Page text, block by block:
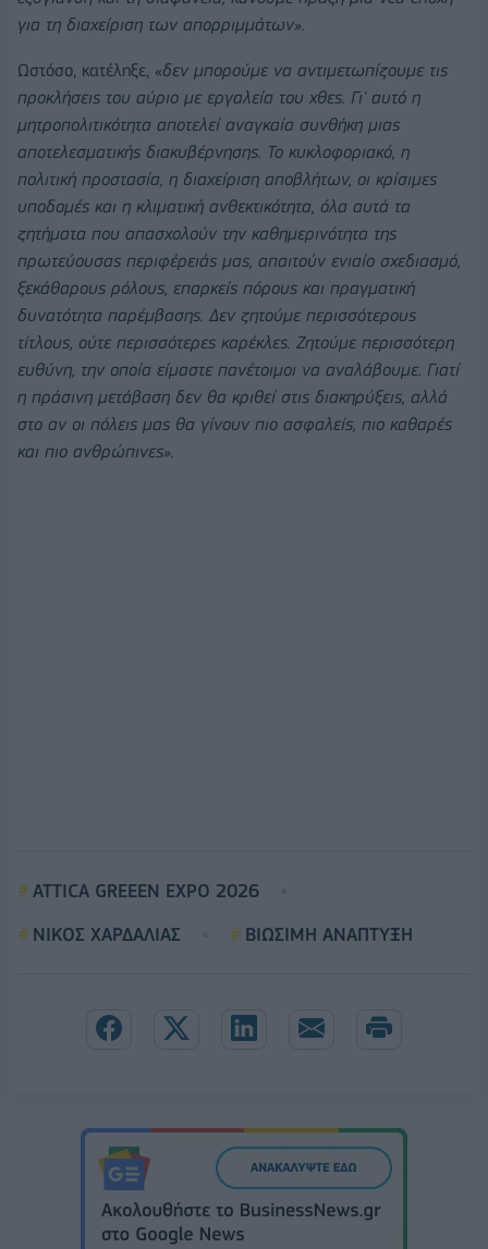
για τη διαχείριση των απορριμμάτων».
Ωστόσο, κατέληξε, «δεν μπορούμε να αντιμετωπίζουμε τις
προκλήσεις του αύριο με εργαλεία του χθες. Γι' αυτό η
μητροπολιτικότητα αποτελεί αναγκαία συνθήκη μιας
αποτελεσματικής διακυβέρνησης. Το κυκλοφοριακό, η
πολιτική προστασία, η διαχείριση αποβλήτων, οι κρίσιμες
υποδομές και η κλιματική ανθεκτικότητα, όλα αυτά τα
ζητήματα που απασχολούν την καθημερινότητα της
πρωτεύουσας περιφέρειάς μας, απαιτούν ενιαίο σχεδιασμό,
ξεκάθαρους ρόλους, επαρκείς πόρους και πραγματική
δυνατότητα παρέμβασης. Δεν ζητούμε περισσότερους
τίτλους, ούτε περισσότερες καρέκλες. Ζητούμε περισσότερη
ευθύνη, την οποία είμαστε πανέτοιμοι να αναλάβουμε. Γιατί
η πράσινη μετάβαση δεν θα κριθεί στις διακηρύξεις, αλλά
στο αν οι πόλεις μας θα γίνουν πιο ασφαλείς, πιο καθαρές
και πιο ανθρώπινες».
ATTICA GREEEN EXPO 2026
ΝΙΚΟΣ ΧΑΡΔΑΛΙΑΣ
ΒΙΩΣΙΜΗ ΑΝΑΠΤΥΞΗ